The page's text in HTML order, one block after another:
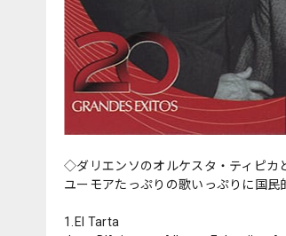
◇ダリエンソのオルケスタ・ティピカ
ユーモアたっぷりの歌いっぷりに国民
1.El Tarta